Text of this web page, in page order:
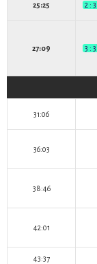
25:25 2 : 3
27:09 3 : 3
31:06
36:03
38:46
42:01
43:37